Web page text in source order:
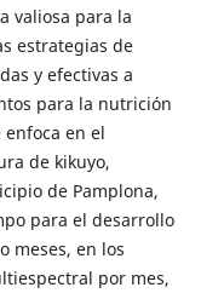
valiosa para la
estrategias de
y efectivas a
para la nutrición
en el
de kikuyo,
de Pamplona,
para el desarrollo
meses, en los
por mes,